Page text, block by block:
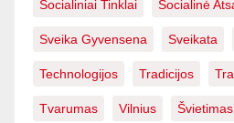
Socialiniai Tinklai Socialinė
Sveika Gyvensena Sveikata
Technologijos Tradicijos
Tvarumas Vilnius Švietimas